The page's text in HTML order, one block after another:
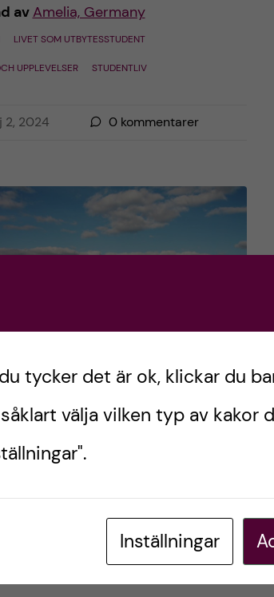
avAmelia, Germany
LIVET SOM UTBYTESSTUDENT
UPPLEVELSER STUDENTLIV
2, 2024 0kommentarer
to know before
to Ireland
to Dublin, here are a few facts
be handy about what to expect
tycker det är ok, klickar du
välja vilken typ av kakor
Inställningar